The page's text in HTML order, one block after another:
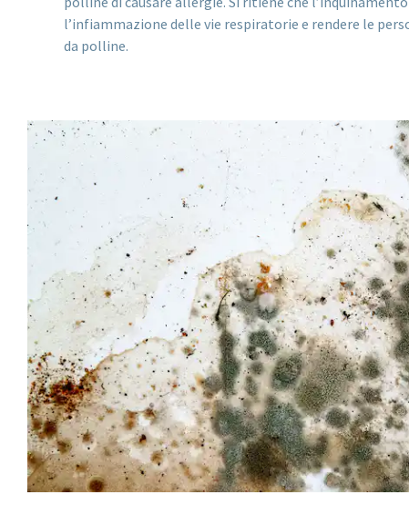
l’infiammazione delle vie respiratorie e rendere le
da polline.